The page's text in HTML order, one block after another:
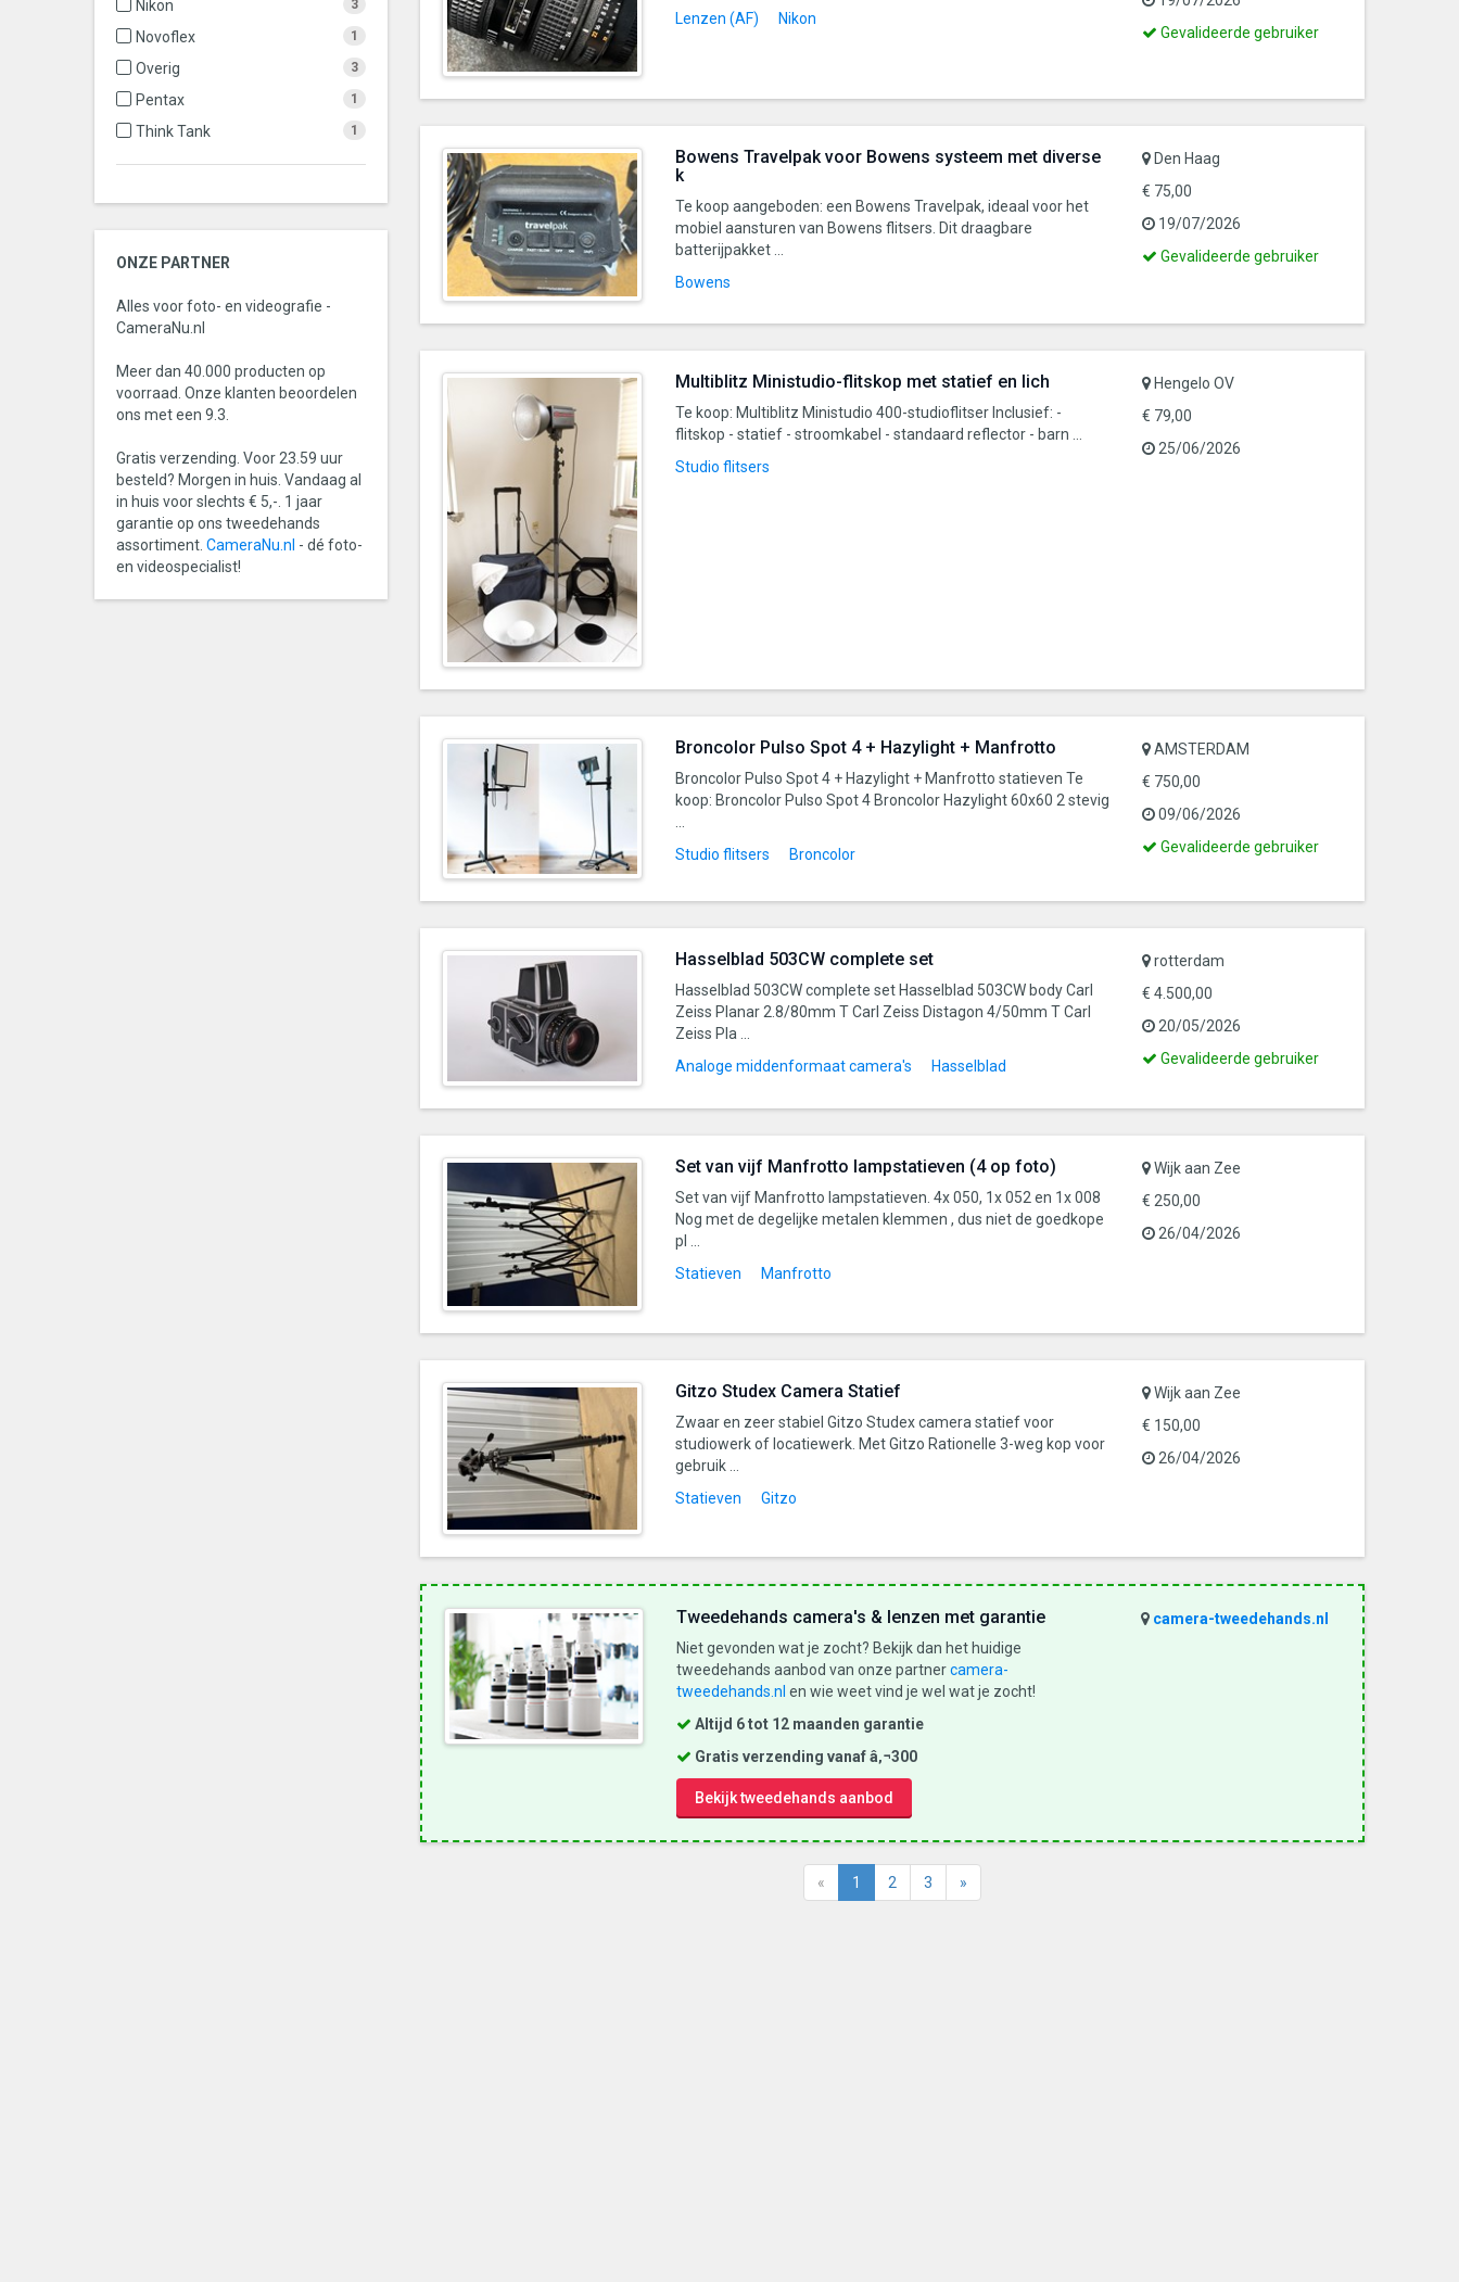
Nikon 3
Novoflex 1
Overig 3
Pentax 1
Think Tank 1
ONZE PARTNER
Alles voor foto- en videografie -
CameraNu.nl
Meer dan 40.000 producten op
voorraad. Onze klanten beoordelen
ons met een 9.3.
Gratis verzending. Voor 23.59 uur
besteld? Morgen in huis. Vandaag al
in huis voor slechts € 5,-. 1 jaar
garantie op ons tweedehands
assortiment. CameraNu.nl - dé foto-
en videospecialist!
Lenzen (AF)
Nikon
Dit
gevalideerde
Gevalideerde gebruiker
Bowens Travelpak voor Bowens systeem met diverse
k
Te koop aangeboden: een Bowens Travelpak, ideaal voor het
mobiel aansturen van Bowens flitsers. Dit draagbare
batterijpakket ...
Bowens
Den Haag
€ 75,00
19/07/2026
Dit
gevalideerde
Gevalideerde gebruiker
Multiblitz Ministudio-flitskop met statief en lich
Te koop: Multiblitz Ministudio 400-studioflitser Inclusief: -
flitskop - statief - stroomkabel - standaard reflector - barn ...
Studio flitsers
Hengelo OV
€ 79,00
25/06/2026
Broncolor Pulso Spot 4 + Hazylight + Manfrotto
Broncolor Pulso Spot 4 + Hazylight + Manfrotto statieven Te
koop: Broncolor Pulso Spot 4 Broncolor Hazylight 60x60 2 stevig
Studio flitsers
Broncolor
AMSTERDAM
€ 750,00
09/06/2026
Dit
gebruiker
Gevalideerde gebruiker
Hasselblad 503CW complete set
Hasselblad 503CW complete set Hasselblad 503CW body Carl
Zeiss Planar 2.8/80mm T Carl Zeiss Distagon 4/50mm T Carl
Zeiss Pla ...
Analoge middenformaat camera's
Hasselblad
rotterdam
€ 4.500,00
20/05/2026
Dit
Gevalideerde gebruiker
Set van vijf Manfrotto lampstatieven (4 op foto)
Set van vijf Manfrotto lampstatieven. 4x 050, 1x 052 en 1x 008
Nog met de degelijke metalen klemmen , dus niet de goedkope
pl ...
Statieven
Manfrotto
Wijk aan Zee
€ 250,00
26/04/2026
Gitzo Studex Camera Statief
Zwaar en zeer stabiel Gitzo Studex camera statief voor
studiowerk of locatiewerk. Met Gitzo Rationelle 3-weg kop voor
gebruik ...
Statieven
Gitzo
Wijk aan Zee
€ 150,00
26/04/2026
Tweedehands camera's & lenzen met garantie
Niet gevonden wat je zocht? Bekijk dan het huidige
tweedehands aanbod van onze partnercamera-
tweedehands.nl en wie weet vind je wel wat je zocht!
Altijd 6 tot 12 maanden garantie
Gratis verzending vanaf â‚¬300
Bekijk tweedehands aanbod
camera-tweedehands.nl
« 1 2 3 »